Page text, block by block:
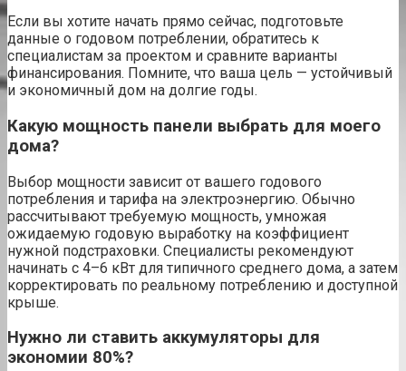
Если вы хотите начать прямо сейчас, подготовьте
данные о годовом потреблении, обратитесь к
специалистам за проектом и сравните варианты
финансирования. Помните, что ваша цель — устойчивый
и экономичный дом на долгие годы.
Какую мощность панели выбрать для моего
дома?
Выбор мощности зависит от вашего годового
потребления и тарифа на электроэнергию. Обычно
рассчитывают требуемую мощность, умножая
ожидаемую годовую выработку на коэффициент
нужной подстраховки. Специалисты рекомендуют
начинать с 4–6 кВт для типичного среднего дома, а затем
корректировать по реальному потреблению и доступной
крыше.
Нужно ли ставить аккумуляторы для
экономии 80%?